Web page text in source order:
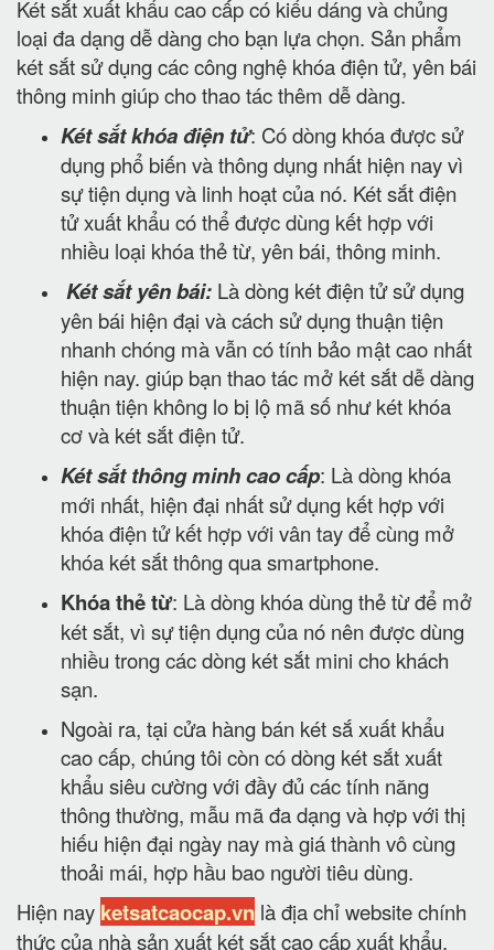
Két sắt xuất khẩu cao cấp có kiểu dáng và chủng
loại đa dạng dễ dàng cho bạn lựa chọn. Sản phẩm
két sắt sử dụng các công nghệ khóa điện tử, yên bái
thông minh giúp cho thao tác thêm dễ dàng.
Két sắt khóa điện tử: Có dòng khóa được sử
dụng phổ biến và thông dụng nhất hiện nay vì
sự tiện dụng và linh hoạt của nó. Két sắt điện
tử xuất khẩu có thể được dùng kết hợp với
nhiều loại khóa thẻ từ, yên bái, thông minh.
Két sắt yên bái: Là dòng két điện tử sử dụng
yên bái hiện đại và cách sử dụng thuận tiện
nhanh chóng mà vẫn có tính bảo mật cao nhất
hiện nay. giúp bạn thao tác mở két sắt dễ dàng
thuận tiện không lo bị lộ mã số như két khóa
cơ và két sắt điện tử.
Két sắt thông minh cao cấp: Là dòng khóa
mới nhất, hiện đại nhất sử dụng kết hợp với
khóa điện tử kết hợp với vân tay để cùng mở
khóa két sắt thông qua smartphone.
Khóa thẻ từ: Là dòng khóa dùng thẻ từ để mở
két sắt, vì sự tiện dụng của nó nên được dùng
nhiều trong các dòng két sắt mini cho khách
sạn.
Ngoài ra, tại cửa hàng bán két sắ xuất khẩu
cao cấp, chúng tôi còn có dòng két sắt xuất
khẩu siêu cường với đầy đủ các tính năng
thông thường, mẫu mã đa dạng và hợp với thị
hiếu hiện đại ngày nay mà giá thành vô cùng
thoải mái, hợp hầu bao người tiêu dùng.
Hiện nay ketsatcaocap.vn là địa chỉ website chính
thức của nhà sản xuất két sắt cao cấp xuất khẩu.